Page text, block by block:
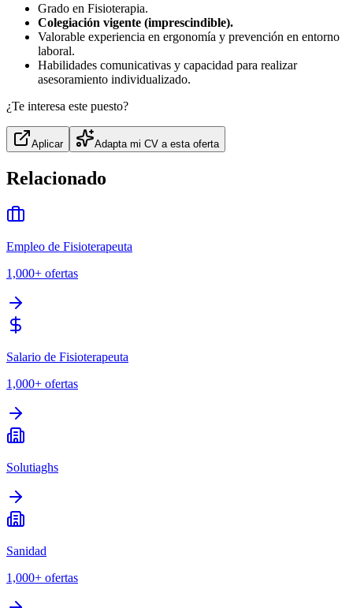
Grado en Fisioterapia.
Colegiación vigente (imprescindible).
Valorable experiencia en ergonomía y prevención en entorno
laboral.
Habilidades comunicativas y capacidad para realizar
asesoramiento individualizado.
¿Te interesa este puesto?
Aplicar Adapta mi CV a esta oferta
Relacionado
Empleo de Fisioterapeuta
1,000+ ofertas
Salario de Fisioterapeuta
1,000+ ofertas
Solutiaghs
Sanidad
1,000+ ofertas